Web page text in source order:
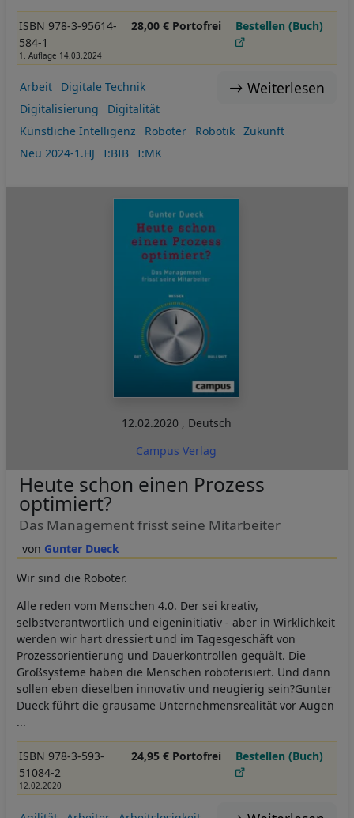
ISBN 978-3-95614-
584-1
1. Auflage 14.03.2024
28,00 € Portofrei Bestellen (Buch)
Weiterlesen
Arbeit
Digitale Technik
Digitalisierung
Digitalität
Künstliche Intelligenz
Roboter Robotik
Zukunft
Neu 2024-1.HJ
I:BIB I:MK
12.02.2020 , Deutsch
Campus Verlag
Gunter Dueck
Heute schon einen Prozess
optimiert?
Das Management frisst seine Mitarbeiter
Wir sind die Roboter.
Alle reden vom Menschen 4.0. Der sei kreativ,
selbstverantwortlich und eigeninitiativ - aber in Wirklichkeit
werden wir hart dressiert und im Tagesgeschäft von
Prozessorientierung und Dauerkontrollen gequält. Die
Großsysteme haben die Menschen roboterisiert. Und dann
sollen eben dieselben innovativ und neugierig sein?Gunter
Dueck führt die grausame Unternehmensrealität vor Augen
...
ISBN 978-3-593-
51084-2
12.02.2020
24,95 € Portofrei Bestellen (Buch)